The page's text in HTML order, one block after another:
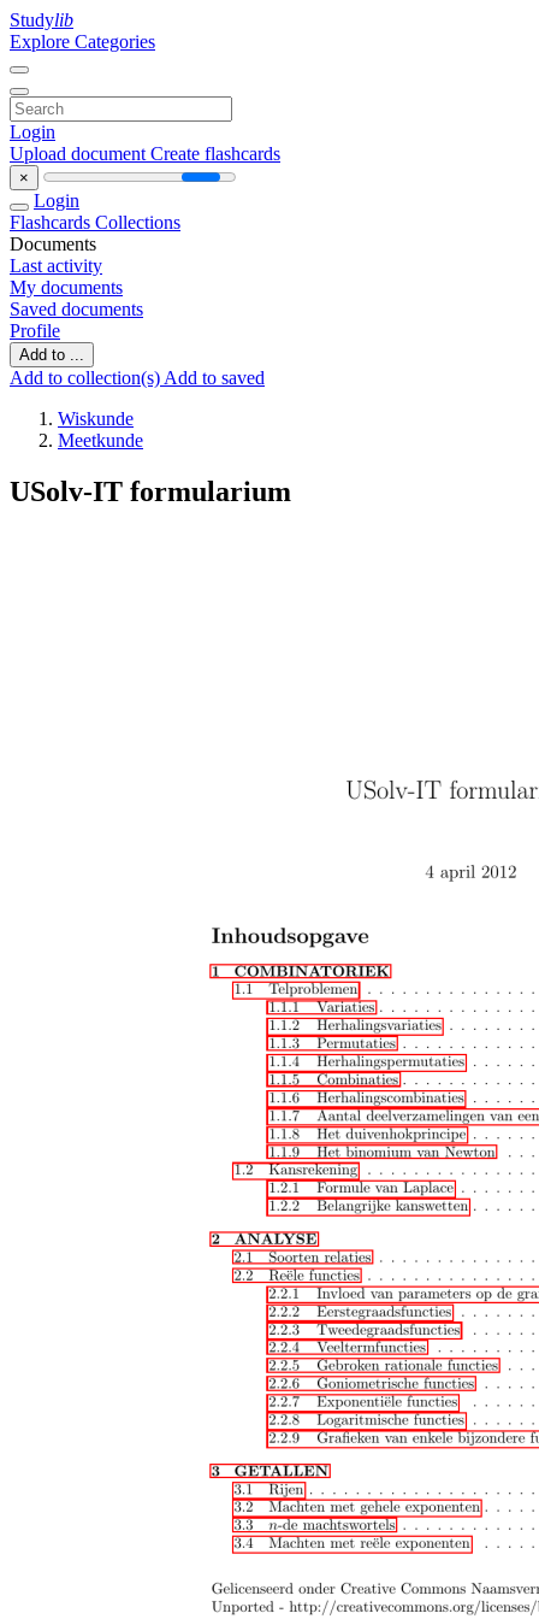
Studylib
Explore Categories
Login
Upload document Create flashcards
×
Login
Flashcards Collections
Documents
Last activity
My documents
Saved documents
Profile
Add to ...
Add to collection(s) Add to saved
Wiskunde
Meetkunde
USolv-IT formularium